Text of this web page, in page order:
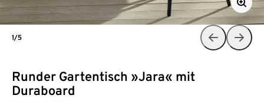
Runder Gartentisch »Jara« mit
Duraboard
1/5